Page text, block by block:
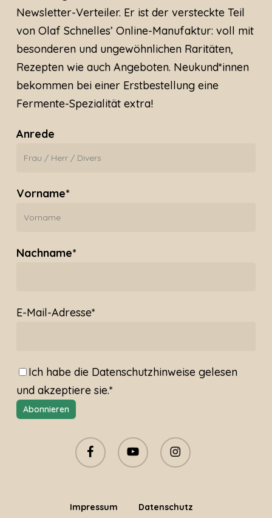
Newsletter-Verteiler. Er ist der versteckte Teil
von Olaf Schnelles’ Online-Manufaktur: voll mit
besonderen und ungewöhnlichen Raritäten,
Rezepten wie auch Angeboten. Neukund*innen
bekommen bei einer Erstbestellung eine
Fermente-Spezialität extra!
Anrede
Vorname*
Nachname*
E-Mail-Adresse*
Ich habe die Datenschutzhinweisegelesen
und akzeptiere sie.*
facebook youtube instagram
Impressum Datenschutz